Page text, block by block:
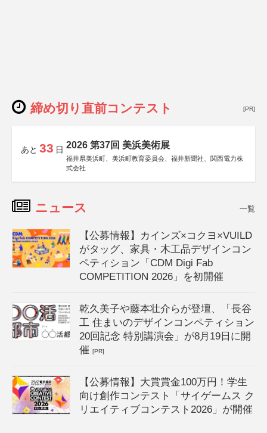
締め切り直前コンテスト [PR]
あと 33 日 2026 第37回 美浜美術展
福井県美浜町、美浜町教育委員会、福井新聞社、関西電力株
式会社
ニュース 一覧
【公募情報】カインズ×コクヨ×VUILD
がタッグ、家具・木工品デザインコン
ペティション「CDM Digi Fab
COMPETITION 2026」を初開催
乾久美子や藤本壮介らが登壇、「長谷
工 住まいのデザインコンペティション
20回記念 特別講演会」が8月19日に開
催[PR]
【公募情報】大賞賞金100万円！学生
向け創作コンテスト「サイゲームス ク
リエイティブコンテスト2026」が開催